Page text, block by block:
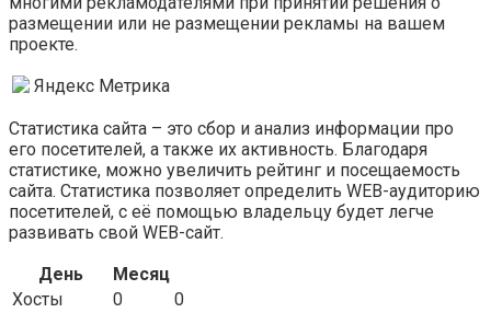
размещении или не размещении рекламы на вашем
проекте.
Яндекс Метрика
Статистика сайта – это сбор и анализ информации про
его посетителей, а также их активность. Благодаря
статистике, можно увеличить рейтинг и посещаемость
сайта. Статистика позволяет определить WEB-аудиторию
посетителей, с её помощью владельцу будет легче
развивать свой WEB-сайт.
День
Месяц
Хосты
0
0